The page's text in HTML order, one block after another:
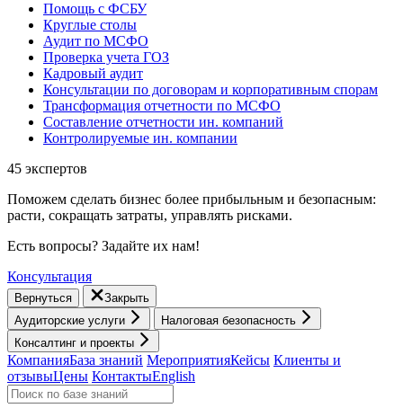
Помощь с ФСБУ
Круглые столы
Аудит по МСФО
Проверка учета ГОЗ
Кадровый аудит
Консультации по договорам и корпоративным спорам
Трансформация отчетности по МСФО
Составление отчетности ин. компаний
Контролируемые ин. компании
45 экспертов
Поможем сделать бизнес более прибыльным и безопасным:
расти, cокращать затраты, управлять рисками.
Есть вопросы? Задайте их нам!
Консультация
Вернуться
Закрыть
Аудиторские услуги
Налоговая безопасность
Консалтинг и проекты
КомпанияБаза знаний МероприятияКейсы Клиенты и
отзывыЦены КонтактыEnglish